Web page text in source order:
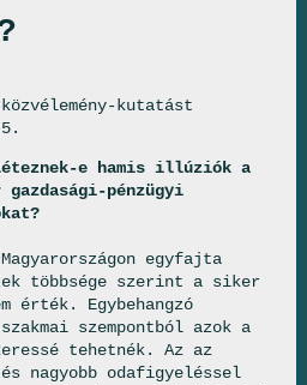
kutatást
e hamis illúziók a
pénzügyi
egyfajta
többsége szerint a siker
érték. Egybehangzó
szempontból azok a
tehetnék. Az az
nagyobb odafigyeléssel